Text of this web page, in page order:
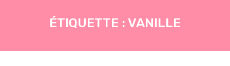
ÉTIQUETTE : VANILLE